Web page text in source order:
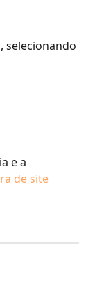
selecionando
e a
de site